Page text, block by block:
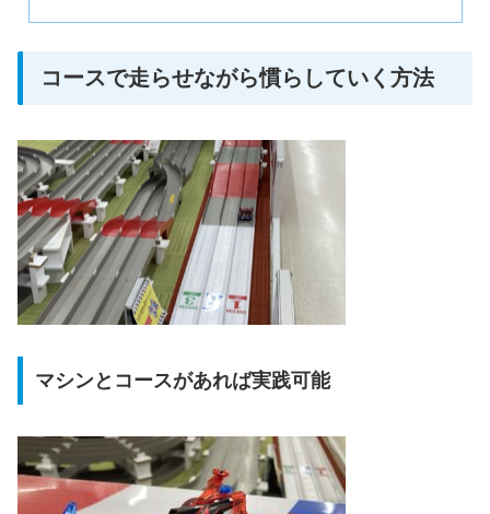
コースで走らせながら慣らしていく方法
マシンとコースがあれば実践可能